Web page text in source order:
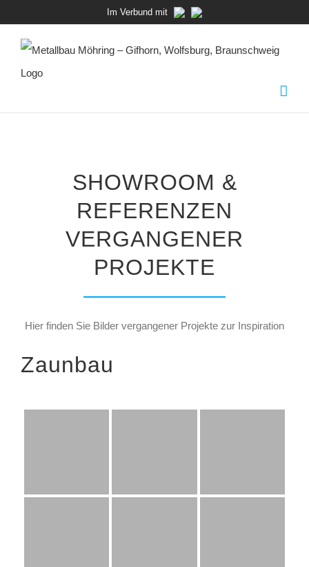
springen
Im Verbund mit
SHOWROOM &
REFERENZEN
VERGANGENER
PROJEKTE
Hier finden Sie Bilder vergangener Projekte zur Inspiration
Zaunbau